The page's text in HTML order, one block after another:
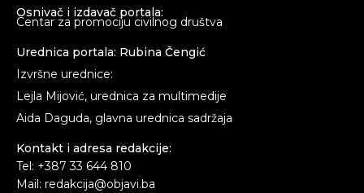
Osnivač i izdavač portala:
Centar za promociju civilnog društva
Urednica portala: Rubina Čengić
Izvršne urednice:
Lejla Mijović, urednica za multimedije
Aida Daguda, glavna urednica sadržaja
Kontakt i adresa redakcije:
Tel: +387 33 644 810
Mail: redakcija@objavi.ba